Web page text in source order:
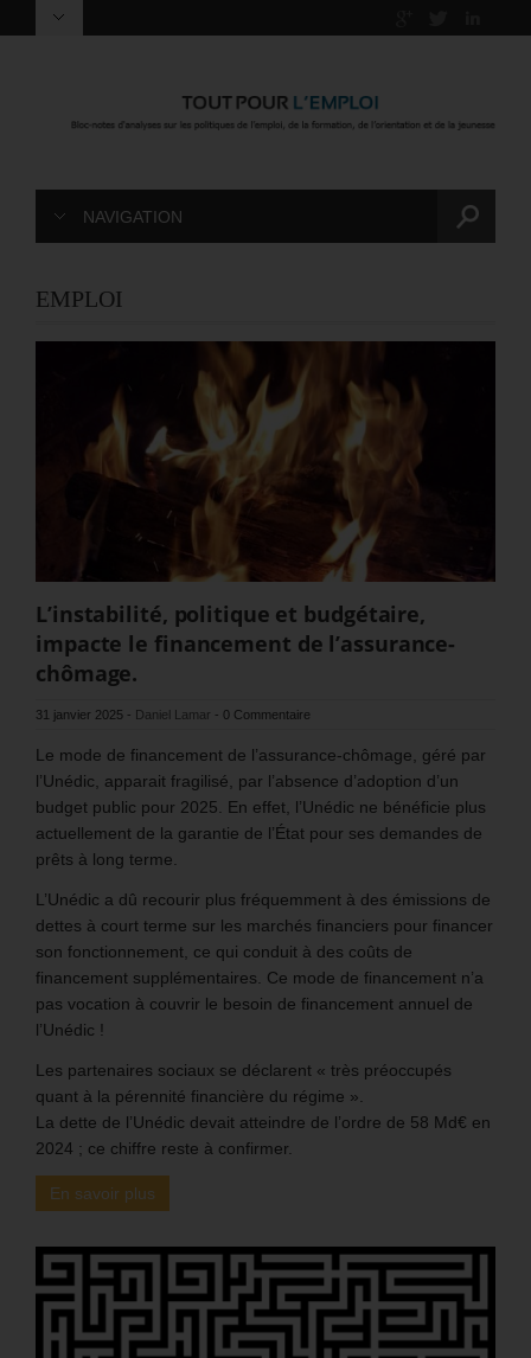
NAVIGATION
EMPLOI
L’instabilité, politique et budgétaire,
impacte le financement de l’assurance-
chômage.
31 janvier 2025 - Daniel Lamar - 0 Commentaire
Le mode de financement de l’assurance-chômage, géré par
l’Unédic, apparait fragilisé, par l’absence d’adoption d’un
budget public pour 2025. En effet, l’Unédic ne bénéficie plus
actuellement de la garantie de l’État pour ses demandes de
prêts à long terme.
L’Unédic a dû recourir plus fréquemment à des émissions de
dettes à court terme sur les marchés financiers pour financer
son fonctionnement, ce qui conduit à des coûts de
financement supplémentaires. Ce mode de financement n’a
pas vocation à couvrir le besoin de financement annuel de
l’Unédic !
Les partenaires sociaux se déclarent « très préoccupés
quant à la pérennité financière du régime ».
La dette de l’Unédic devait atteindre de l’ordre de 58 Md€ en
2024 ; ce chiffre reste à confirmer.
En savoir plus